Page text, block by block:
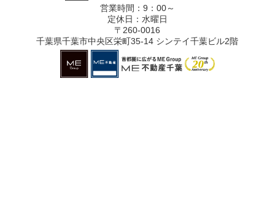
営業時間：9：00～
定休日：水曜日
〒260-0016
千葉県千葉市中央区栄町35-14 シンテイ千葉ビル2階